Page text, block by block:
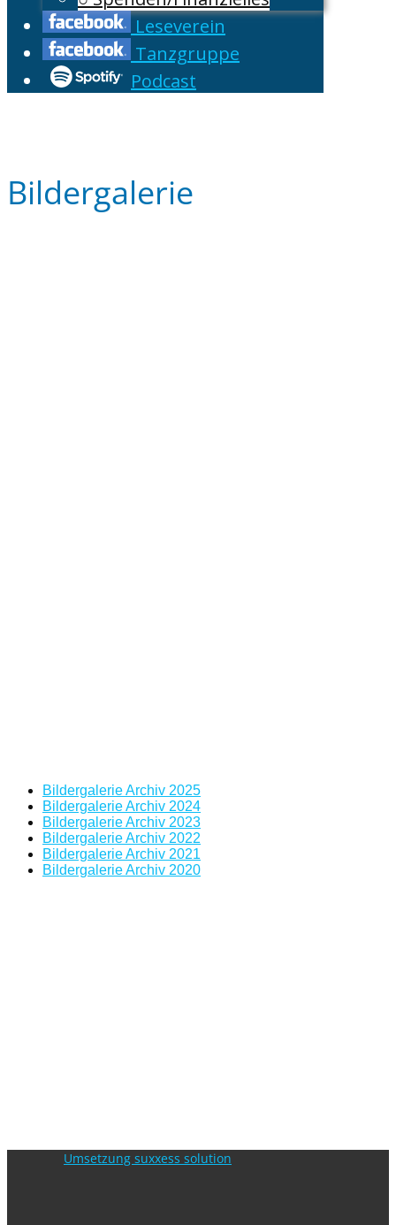
Leseverein
Tanzgruppe
Podcast
Bildergalerie
Bildergalerie Archiv 2025
Bildergalerie Archiv 2024
Bildergalerie Archiv 2023
Bildergalerie Archiv 2022
Bildergalerie Archiv 2021
Bildergalerie Archiv 2020
Umsetzung suxxess solution